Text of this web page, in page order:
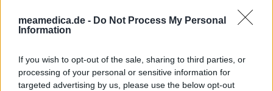
meamedica.de - Do Not Process My Personal
Information
If you wish to opt-out of the sale, sharing to third parties, or
processing of your personal or sensitive information for
targeted advertising by us, please use the below opt-out
Arzneimittel- und Gesundheitszustand) zu entsprechen. Wir
setzen von unseren Benutzern keine nachgewiesenen
auszutauschen. Auf diese Weise geben die beschriebenen
Meinungen und Erfahrungen nur die Ansichten der jeweiligen
Autoren wieder und nicht jene des Eigentümers dieser Website.